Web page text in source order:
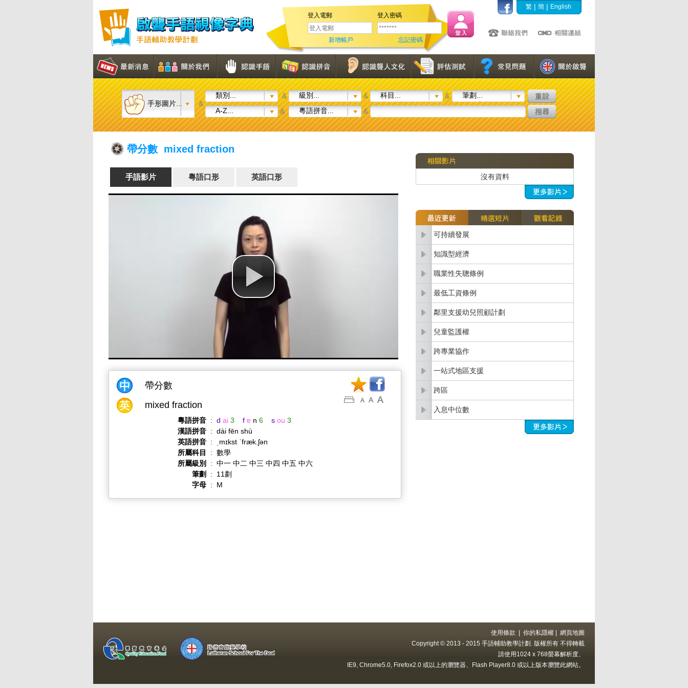
登入電郵 登入密碼
新增帳戶 忘記密碼
繁 | 簡 | English
手形圖片... &
類別... & 級別... & 科目... &
筆劃...
A-Z...
& 粵語拼音... &
帶分數 mixed fraction
手語影片 粵語口形 英語口形
帶分數
mixed fraction
粵語拼音 : d ai 3 f ɐ n 6 s ou 3
漢語拼音 : dài fēn shù
英語拼音 :
ˌmɪkst ˈfræk.ʃən
所屬科目
: 數學
所屬級別
: 中一 中二 中三 中四 中五 中六
筆劃
:
11劃
字母 : M
沒有資料
可持續發展
知識型經濟
職業性失聰條例
最低工資條例
鄰里支援幼兒照顧計劃
兒童監護權
跨專業協作
一站式地區支援
跨區
入息中位數
使用條款 你的私隱權
網頁地圖
Copyright © 2013 - 2015 手語輔助教學計劃. 版權所有 不得轉載
請使用1024 x 768螢幕解析度、
IE9, Chrome5.0, Firefox2.0 或以上的瀏覽器、Flash Player8.0 或以上版本瀏覽此網站。